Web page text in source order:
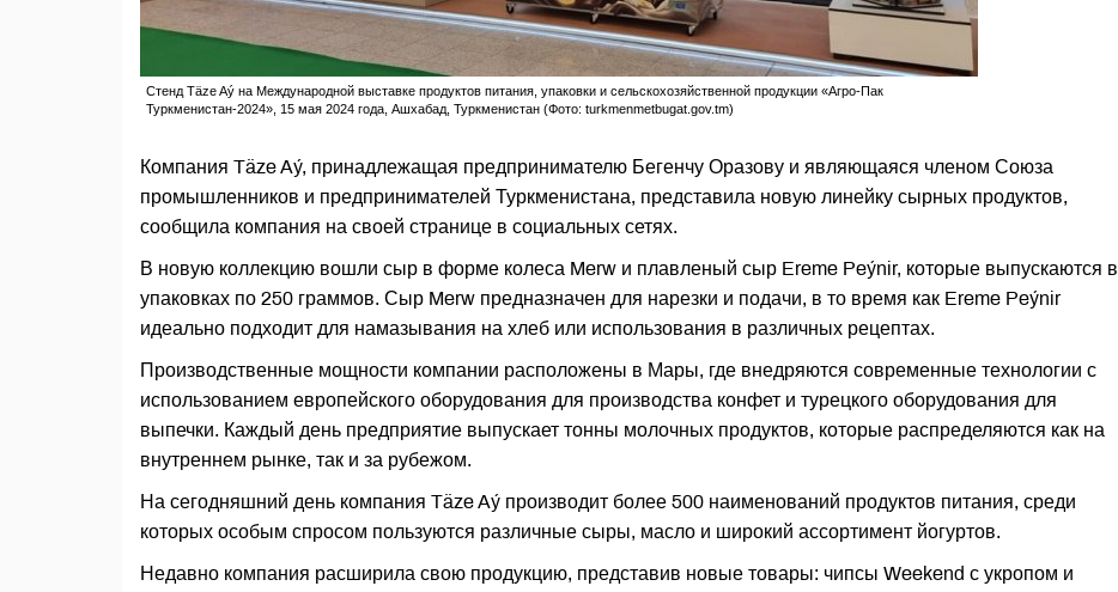
Стенд Täze Aý на Международной выставке продуктов питания, упаковки и сельскохозяйственной продукции «Агро-Пак
Туркменистан-2024», 15 мая 2024 года, Ашхабад, Туркменистан (Фото: turkmenmetbugat.gov.tm)
Компания Täze Aý, принадлежащая предпринимателю Бегенчу Оразову и являющаяся членом Союза
промышленников и предпринимателей Туркменистана, представила новую линейку сырных продуктов,
сообщила компания на своей странице в социальных сетях.
В новую коллекцию вошли сыр в форме колеса Merw и плавленый сыр Ereme Peýnir, которые выпускаются в
упаковках по 250 граммов. Сыр Merw предназначен для нарезки и подачи, в то время как Ereme Peýnir
идеально подходит для намазывания на хлеб или использования в различных рецептах.
Производственные мощности компании расположены в Мары, где внедряются современные технологии с
использованием европейского оборудования для производства конфет и турецкого оборудования для
выпечки. Каждый день предприятие выпускает тонны молочных продуктов, которые распределяются как на
внутреннем рынке, так и за рубежом.
На сегодняшний день компания Täze Aý производит более 500 наименований продуктов питания, среди
которых особым спросом пользуются различные сыры, масло и широкий ассортимент йогуртов.
Недавно компания расширила свою продукцию, представив новые товары: чипсы Weekend с укропом и